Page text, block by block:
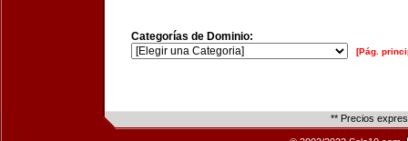
Categorías de Dominio:
[Pág.
** Precios